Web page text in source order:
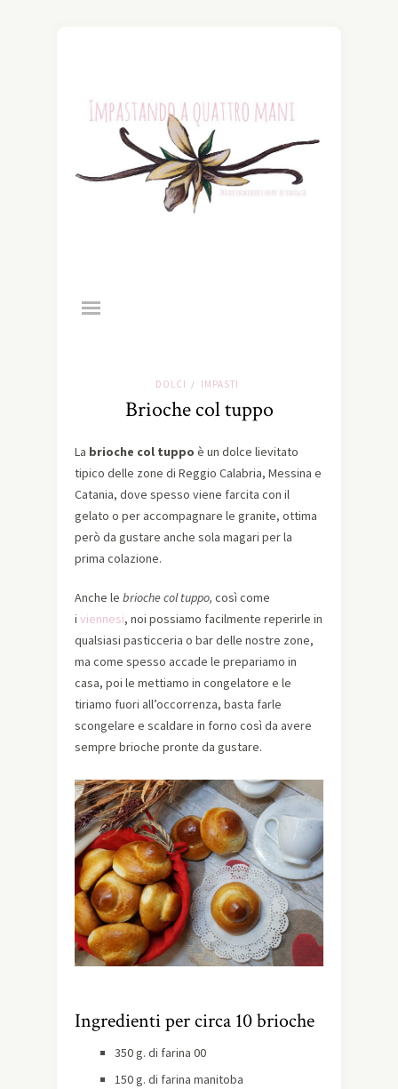
DOLCI / IMPASTI
Brioche col tuppo
La brioche col tuppo è un dolce lievitato
tipico delle zone di Reggio Calabria, Messina e
Catania, dove spesso viene farcita con il
gelato o per accompagnare le granite, ottima
però da gustare anche sola magari per la
prima colazione.
Anche le brioche col tuppo, così come
i viennesi, noi possiamo facilmente reperirle in
qualsiasi pasticceria o bar delle nostre zone,
ma come spesso accade le prepariamo in
casa, poi le mettiamo in congelatore e le
tiriamo fuori all’occorrenza, basta farle
scongelare e scaldare in forno così da avere
sempre brioche pronte da gustare.
Ingredienti per circa 10 brioche
350 g. di farina 00
150 g. di farina manitoba